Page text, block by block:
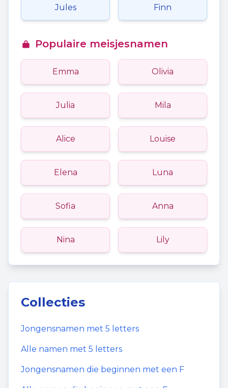
Jules Finn
Populaire meisjesnamen
Emma Olivia
Julia Mila
Alice Louise
Elena Luna
Sofia Anna
Nina Lily
Collecties
Jongensnamen met 5 letters
Alle namen met 5 letters
Jongensnamen die beginnen met een F